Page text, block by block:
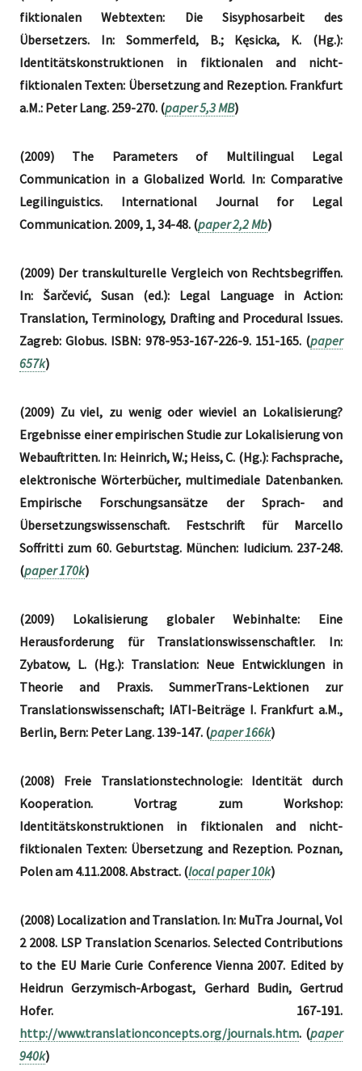
fiktionalen Webtexten: Die Sisyphosarbeit des
Übersetzers. In: Sommerfeld, B.; Kęsicka, K. (Hg.):
Identitätskonstruktionen in fiktionalen and nicht-
fiktionalen Texten: Übersetzung and Rezeption. Frankfurt
a.M.: Peter Lang. 259-270. (paper 5,3 MB)
(2009) The Parameters of Multilingual Legal
Communication in a Globalized World. In: Comparative
Legilinguistics. International Journal for Legal
Communication. 2009, 1, 34-48. (paper 2,2 Mb)
(2009) Der transkulturelle Vergleich von Rechtsbegriffen.
In: Šarčević, Susan (ed.): Legal Language in Action:
Translation, Terminology, Drafting and Procedural Issues.
Zagreb: Globus. ISBN: 978-953-167-226-9. 151-165. (paper
657k)
(2009) Zu viel, zu wenig oder wieviel an Lokalisierung?
Ergebnisse einer empirischen Studie zur Lokalisierung von
Webauftritten. In: Heinrich, W.; Heiss, C. (Hg.): Fachsprache,
elektronische Wörterbücher, multimediale Datenbanken.
Empirische Forschungsansätze der Sprach- and
Übersetzungswissenschaft. Festschrift für Marcello
Soffritti zum 60. Geburtstag. München: Iudicium. 237-248.
(paper 170k)
(2009) Lokalisierung globaler Webinhalte: Eine
Herausforderung für Translationswissenschaftler. In:
Zybatow, L. (Hg.): Translation: Neue Entwicklungen in
Theorie and Praxis. SummerTrans-Lektionen zur
Translationswissenschaft; IATI-Beiträge I. Frankfurt a.M.,
Berlin, Bern: Peter Lang. 139-147. (paper 166k)
(2008) Freie Translationstechnologie: Identität durch
Kooperation. Vortrag zum Workshop:
Identitätskonstruktionen in fiktionalen and nicht-
fiktionalen Texten: Übersetzung and Rezeption. Poznan,
Polen am 4.11.2008. Abstract. (local paper 10k)
(2008) Localization and Translation. In: MuTra Journal, Vol
2 2008. LSP Translation Scenarios. Selected Contributions
to the EU Marie Curie Conference Vienna 2007. Edited by
Heidrun Gerzymisch-Arbogast, Gerhard Budin, Gertrud
Hofer. 167-191.
http://www.translationconcepts.org/journals.htm. (paper
940k)